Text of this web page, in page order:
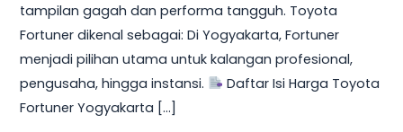
tampilan gagah dan performa tangguh. Toyota
Fortuner dikenal sebagai: Di Yogyakarta, Fortuner
menjadi pilihan utama untuk kalangan profesional,
pengusaha, hingga instansi.
Daftar Isi Harga Toyota
Fortuner Yogyakarta […]
&
Cicilan
Mulai
10
Jutaan